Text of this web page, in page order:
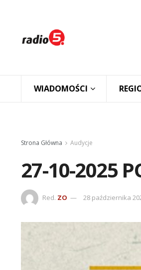
WIADOMOŚCI
Strona Główna Audycje
27-10-2025
Red. ZO 28 października